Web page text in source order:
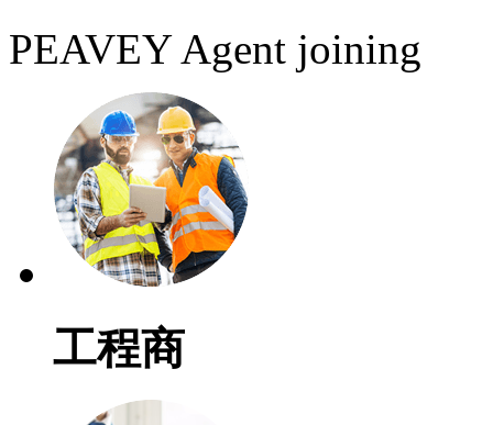
PEAVEY Agent joining
工程商